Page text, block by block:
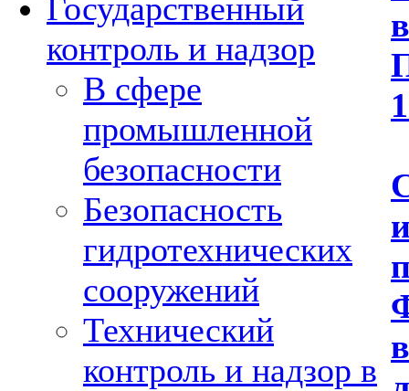
Государственный
контроль и надзор
В сфере
промышленной
безопасности
Безопасность
гидротехнических
сооружений
Технический
контроль и надзор в